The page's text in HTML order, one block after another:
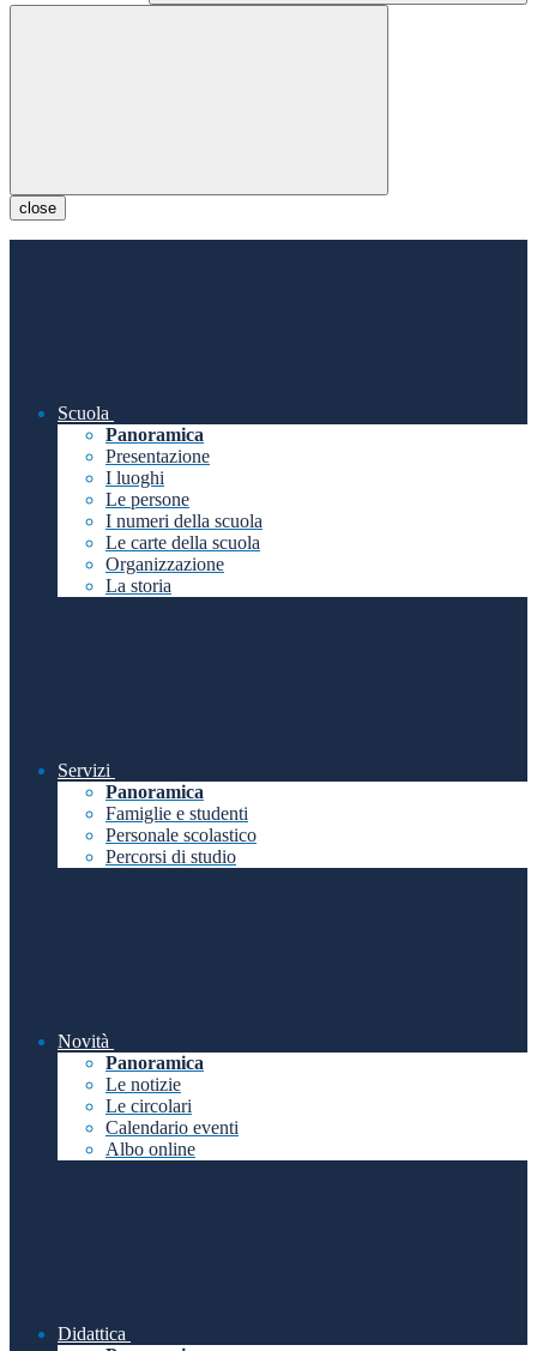
close
Scuola
Panoramica
Presentazione
I luoghi
Le persone
I numeri della scuola
Le carte della scuola
Organizzazione
La storia
Servizi
Panoramica
Famiglie e studenti
Personale scolastico
Percorsi di studio
Novità
Panoramica
Le notizie
Le circolari
Calendario eventi
Albo online
Didattica